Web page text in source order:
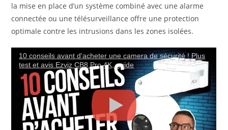
la mise en place d’un système combiné avec une alarme
connectée ou une télésurveillance offre une protection
optimale contre les intrusions dans les zones isolées.
Quelle caméra de surveillance choisir en 2025 ?
10 conseils avant d'acheter une camera de sécurité ! Plus
test et avis Ezviz CB8 Pro 4K, guide
Comment choisir une caméra résistante aux
intempéries ?
Vérifiez que la modèle respecte la norme IP66 ou IP67,
assurant une étanchéité face aux pluies, neige et poussière,
indispensable pour une maison isolée.